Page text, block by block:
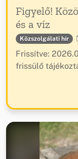
Figyelő!
és a víz
Közszolgálati hír
Frissítve:
frissülő